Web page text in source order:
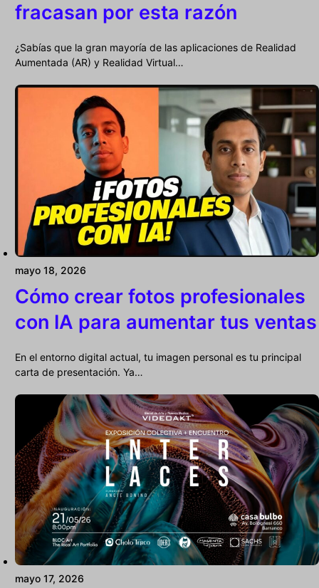
fracasan por esta razón
¿Sabías que la gran mayoría de las aplicaciones de Realidad
Aumentada (AR) y Realidad Virtual…
mayo 18, 2026
Cómo crear fotos profesionales
con IA para aumentar tus ventas
En el entorno digital actual, tu imagen personal es tu principal
carta de presentación. Ya…
mayo 17, 2026